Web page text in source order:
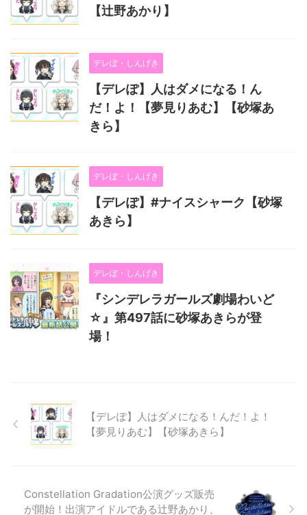
【辻野あかり】
デレぽ・しんげき
【デレぽ】人はダメになる！ん
だ！よ！【夢見りあむ】【砂塚あ
きら】
デレぽ・しんげき
【デレぽ】#ナイスシャーク【砂塚
あきら】
デレぽ・しんげき
『シンデレラガールズ劇場わいど
☆』第497話に砂塚あきらが登
場！
【デレぽ】人はダメになる！んだ！よ！
【夢見りあむ】【砂塚あきら】
Constellation Gradation公演グッズ販売
が開始！出演アイドルである辻野あかり、